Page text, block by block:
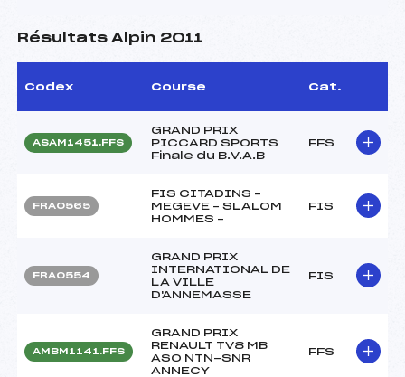
Résultats Alpin 2011
Codex Course Cat.
ASAM1451.FFS
GRAND PRIX
PICCARD SPORTS
Finale du B.V.A.B
FFS
FRA0565
FIS CITADINS –
MEGEVE – SLALOM
HOMMES –
FIS
FRA0554
GRAND PRIX
INTERNATIONAL DE
LA VILLE
D'ANNEMASSE
FIS
AMBM1141.FFS
GRAND PRIX
RENAULT TV8 MB
ASO NTN-SNR
ANNECY
FFS